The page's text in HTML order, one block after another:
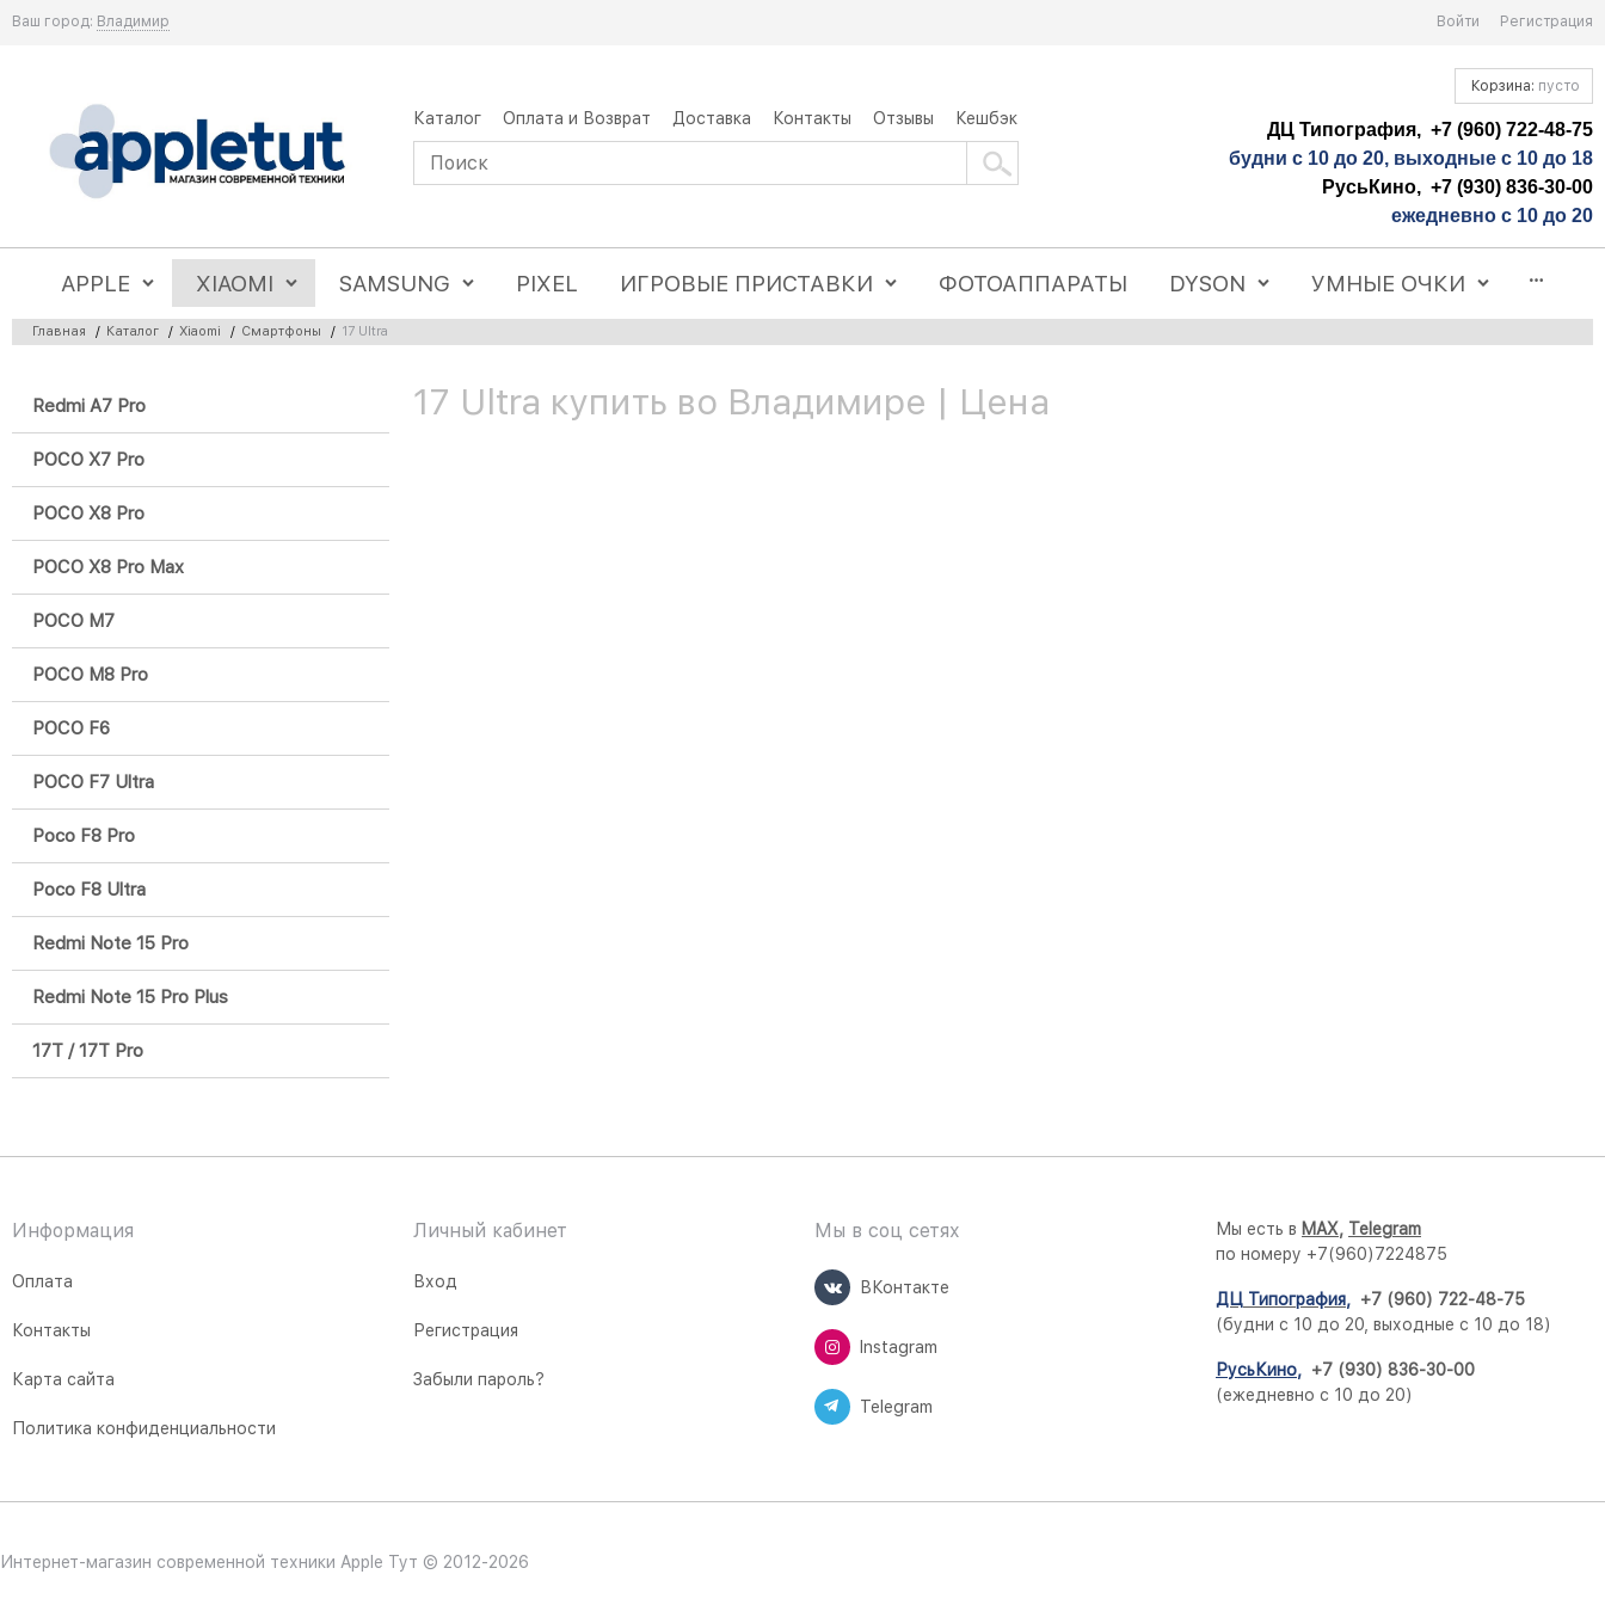
Ваш город: Владимир Войти Регистрация
Каталог Оплата и Возврат Доставка Контакты Отзывы Кешбэк
Корзина: пусто
ДЦ Типография, +7 (960) 722-48-75
будни с 10 до 20, выходные с 10 до 18
РусьКино, +7 (930) 836-30-00
ежедневно с 10 до 20
APPLE XIAOMI SAMSUNG PIXEL ИГРОВЫЕ ПРИСТАВКИ ФОТОАППАРАТЫ DYSON УМНЫЕ ОЧКИ
Главная / Каталог / Xiaomi / Смартфоны / 17 Ultra
Redmi A7 Pro
POCO X7 Pro
POCO X8 Pro
POCO X8 Pro Max
POCO M7
POCO M8 Pro
POCO F6
POCO F7 Ultra
Poco F8 Pro
Poco F8 Ultra
Redmi Note 15 Pro
Redmi Note 15 Pro Plus
17T / 17T Pro
17 Ultra купить во Владимире | Цена
Информация
Оплата
Контакты
Карта сайта
Политика конфиденциальности
Личный кабинет
Вход
Регистрация
Забыли пароль?
Мы в соц сетях
ВКонтакте
Instagram
Telegram
Мы есть в MAX, Telegram
по номеру +7(960)7224875
ДЦ Типография, +7 (960) 722-48-75
(будни с 10 до 20, выходные с 10 до 18)
РусьКино, +7 (930) 836-30-00
(ежедневно с 10 до 20)
Интернет-магазин современной техники Apple Тут © 2012-2026